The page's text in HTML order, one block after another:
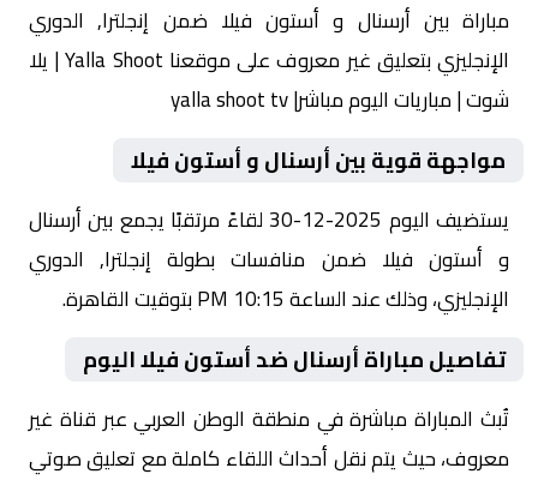
مباراة بين أرسنال و أستون فيلا ضمن إنجلترا, الدوري
الإنجليزي بتعليق غير معروف على موقعنا Yalla Shoot | يلا
شوت | مباريات اليوم مباشر| yalla shoot tv
مواجهة قوية بين أرسنال و أستون فيلا
يستضيف اليوم 2025-12-30 لقاءً مرتقبًا يجمع بين أرسنال
و أستون فيلا ضمن منافسات بطولة إنجلترا, الدوري
الإنجليزي، وذلك عند الساعة 10:15 PM بتوقيت القاهرة.
تفاصيل مباراة أرسنال ضد أستون فيلا اليوم
تُبث المباراة مباشرة في منطقة الوطن العربي عبر قناة غير
معروف، حيث يتم نقل أحداث اللقاء كاملة مع تعليق صوتي